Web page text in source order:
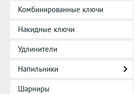
Комбинированные ключи
Накидные ключи
Удлинители
Напильники
Шарниры